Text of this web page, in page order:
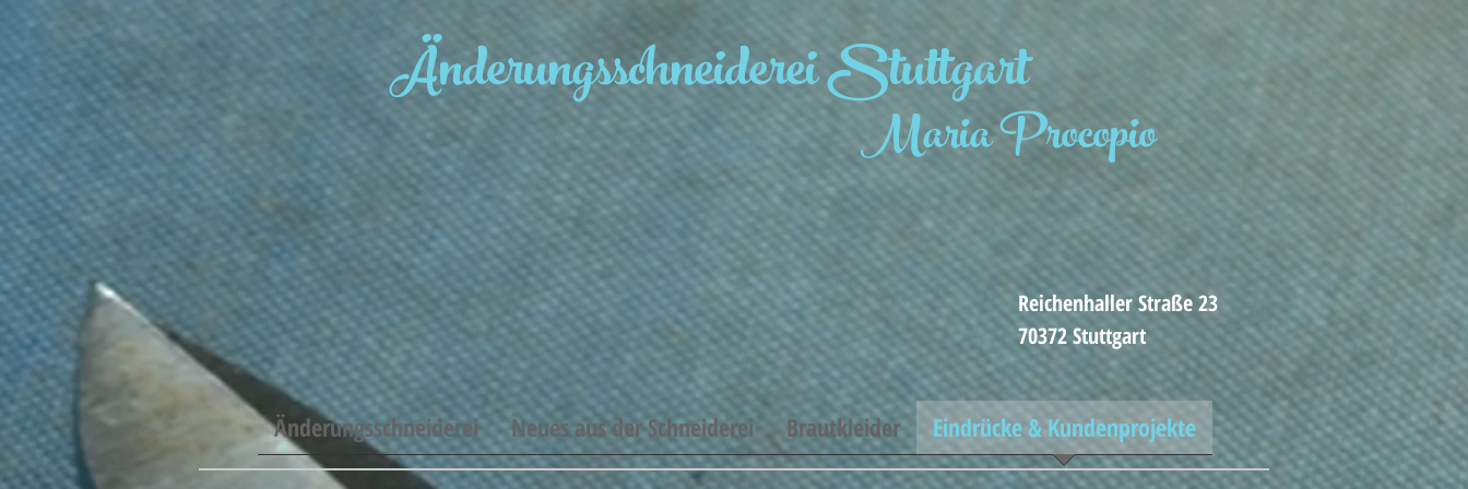
Änderungsschneiderei Stuttgart
Reichenhaller Straße 23
70372 Stuttgart
Maria Procopio
Änderungsschneiderei Neues aus der Schneiderei Brautkleider Eindrücke & Kundenprojekte